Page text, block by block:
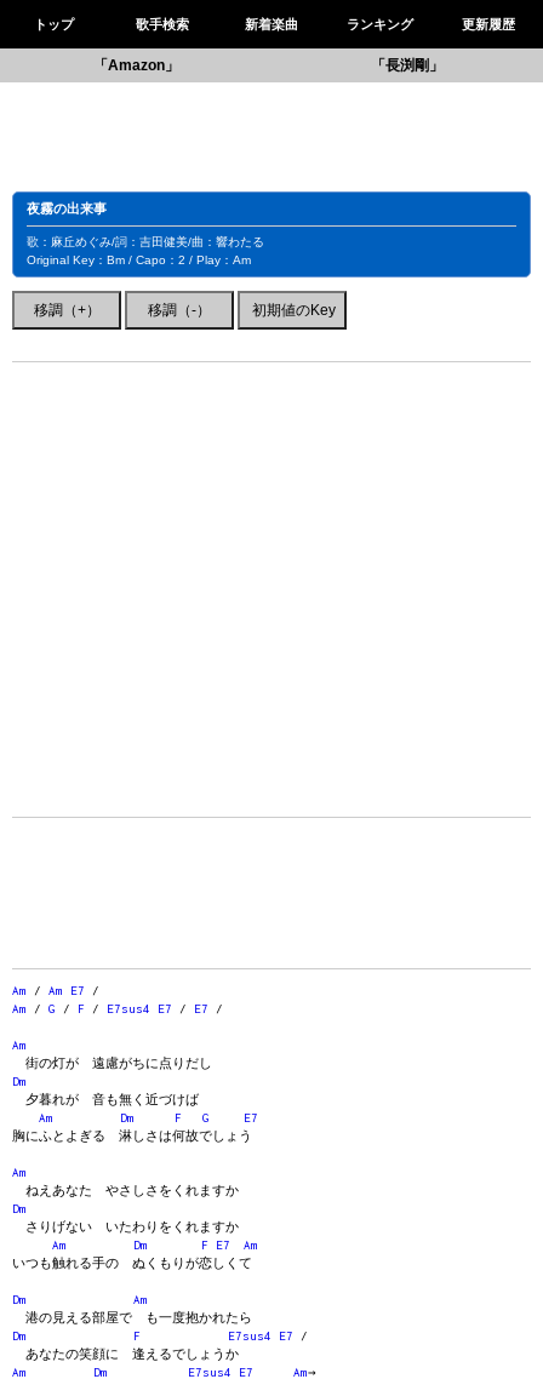
トップ 歌手検索 新着楽曲 ランキング 更新履歴
「Amazon」 「長渕剛」
夜霧の出来事
歌：麻丘めぐみ/詞：吉田健美/曲：響わたる
Original Key：Bm / Capo：2 / Play：Am
Am / Am E7 /
Am / G / F / E7sus4 E7 / E7 /
Am
街の灯が 遠慮がちに点りだし
Dm
夕暮れが 音も無く近づけば
Am
Dm F G
E7
胸にふとよぎる 淋しさは何故でしょう
Am
ねえあなた やさしさをくれますか
Dm
さりげない いたわりをくれますか
Am
Dm F E7
Am
いつも触れる手の ぬくもりが恋しくて
Dm
Am
港の見える部屋で も一度抱かれたら
Dm
F E7sus4 E7 /
あなたの笑顔に 逢えるでしょうか
Am
Dm E7sus4 E7 Am→